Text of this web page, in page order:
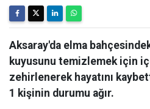
Aksaray'da elma
kuyusunu temizlemek için
zehirlenerek hayatını
1 kişinin durumu ağır.